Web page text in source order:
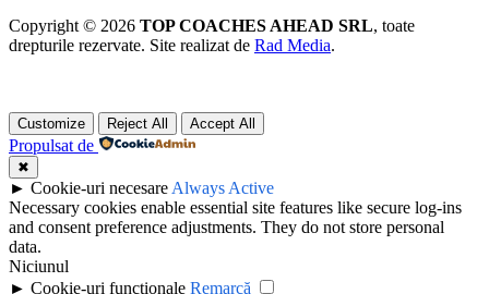
Copyright © 2026 TOP COACHES AHEAD SRL, toate
drepturile rezervate. Site realizat de Rad Media.
Customize Reject All Accept All
Propulsat de
✖
► Cookie-uri necesare Always Active
Necessary cookies enable essential site features like secure log-ins
and consent preference adjustments. They do not store personal
data.
Niciunul
► Cookie-uri funcționale Remarcă